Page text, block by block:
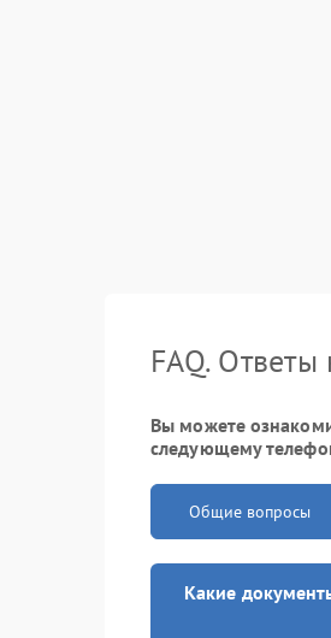
FAQ.
Вы можете
следующему
Общие вопросы
Какие